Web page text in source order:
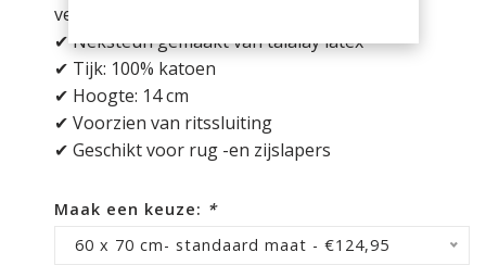
vezelbolletjes
✔ Neksteun gemaakt van talalay latex
✔ Tijk: 100% katoen
✔ Hoogte: 14 cm
✔ Voorzien van ritssluiting
✔ Geschikt voor rug -en zijslapers
Maak een keuze: *
60 x 70 cm- standaard maat - €124,95